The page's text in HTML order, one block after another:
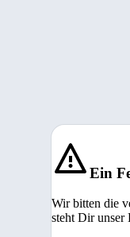
Ein
Wir bitten die
steht Dir unser